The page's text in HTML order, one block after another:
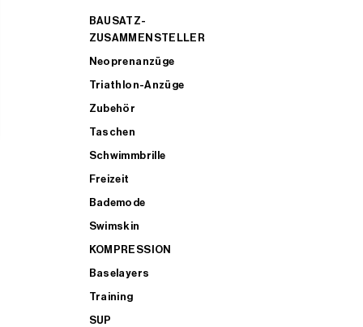
BAUSATZ-
ZUSAMMENSTELLER
Neoprenanzüge
Triathlon-Anzüge
Zubehör
Taschen
Schwimmbrille
Freizeit
Bademode
Swimskin
KOMPRESSION
Baselayers
Training
SUP